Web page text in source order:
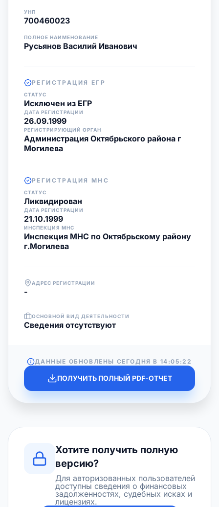
УНП
700460023
ПОЛНОЕ НАИМЕНОВАНИЕ
Русьянов Василий Иванович
РЕГИСТРАЦИЯ ЕГР
СТАТУС
Исключен из ЕГР
ДАТА РЕГИСТРАЦИИ
26.09.1999
РЕГИСТРИРУЮЩИЙ ОРГАН
Администрация Октябрьского района г
Могилева
РЕГИСТРАЦИЯ МНС
СТАТУС
Ликвидирован
ДАТА РЕГИСТРАЦИИ
21.10.1999
ИНСПЕКЦИЯ МНС
Инспекция МНС по Октябрьскому району
г.Могилева
АДРЕС РЕГИСТРАЦИИ
-
ОСНОВНОЙ ВИД ДЕЯТЕЛЬНОСТИ
Cведения отсутствуют
ДАННЫЕ ОБНОВЛЕНЫ СЕГОДНЯ В 14:05:22
ПОЛУЧИТЬ ПОЛНЫЙ PDF-ОТЧЕТ
Хотите получить полную
версию?
Для авторизованных пользователей
доступны сведения о финансовых
задолженностях, судебных исках и
лицензиях.